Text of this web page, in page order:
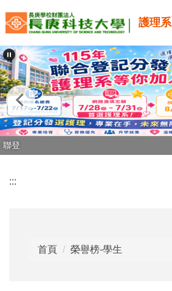
到
要
內
容
區
護理系
聯登
:::
首頁 榮譽榜-學生